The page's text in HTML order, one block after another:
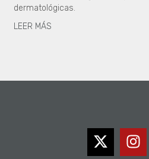
dermatológicas.
LEER MÁS